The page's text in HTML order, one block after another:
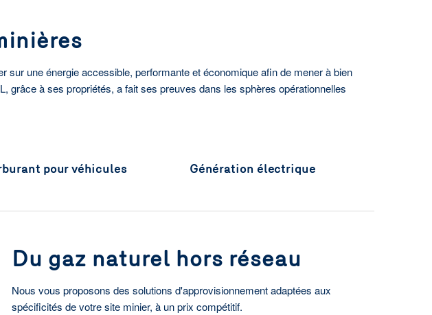
une énergie accessible, performante et économique afin de mener à bien
grâce à ses propriétés, a fait ses preuves dans les sphères opérationnelles
pour véhicules Génération électrique
Du gaz naturel hors réseau
Nous vous proposons des solutions d'approvisionnement adaptées aux
spécificités de votre site minier, à un prix compétitif.